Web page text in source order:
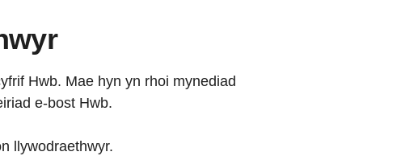
Hwb. Mae hyn yn rhoi mynediad
e-bost Hwb.
llywodraethwyr.